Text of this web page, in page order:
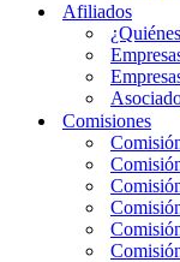
Afiliados
Comisiones